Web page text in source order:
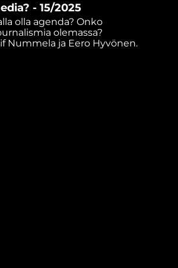
- 15/2025
olla agenda? Onko
olemassa?
Nummela ja Eero Hyvönen.